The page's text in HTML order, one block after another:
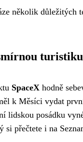
několik důležitých
turistiku
SpaceX hodně
k Měsíci vydat
lidskou posádku
si přečtete i na